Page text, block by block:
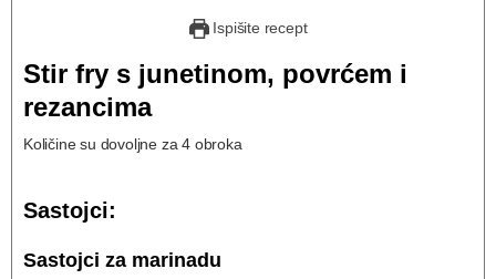
Ispišite recept
Stir fry s junetinom, povrćem i
rezancima
Količine su dovoljne za 4 obroka
Sastojci:
Sastojci za marinadu